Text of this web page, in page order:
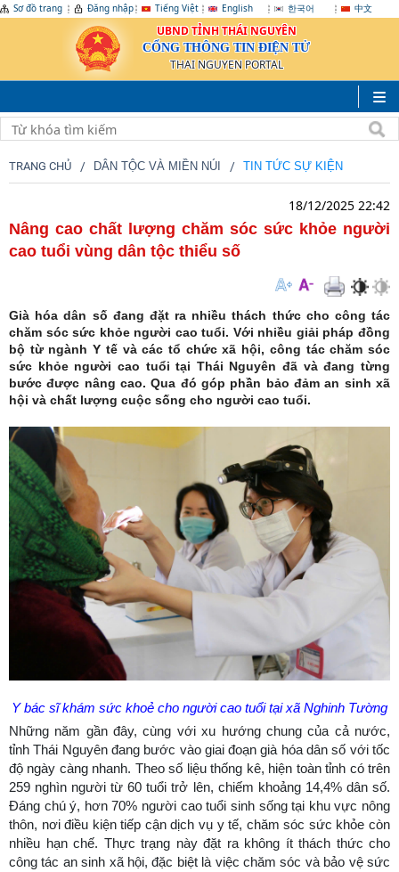
Sơ đồ trang Đăng nhập Tiếng Việt English 한국어 中文
UBND TỈNH THÁI NGUYÊN
CỔNG THÔNG TIN ĐIỆN TỬ
THAI NGUYEN PORTAL
TRANG CHỦ DÂN TỘC VÀ MIỀN NÚI TIN TỨC SỰ KIỆN
18/12/2025 22:42
Nâng cao chất lượng chăm sóc sức khỏe người
cao tuổi vùng dân tộc thiểu số
Già hóa dân số đang đặt ra nhiều thách thức cho công tác
chăm sóc sức khỏe người cao tuổi. Với nhiều giải pháp đồng
bộ từ ngành Y tế và các tổ chức xã hội, công tác chăm sóc
sức khỏe người cao tuổi tại Thái Nguyên đã và đang từng
bước được nâng cao. Qua đó góp phần bảo đảm an sinh xã
hội và chất lượng cuộc sống cho người cao tuổi.
Y bác sĩ khám sức khoẻ cho người cao tuổi tại xã Nghinh Tường
Những năm gần đây, cùng với xu hướng chung của cả nước,
tỉnh Thái Nguyên đang bước vào giai đoạn già hóa dân số với tốc
độ ngày càng nhanh. Theo số liệu thống kê, hiện toàn tỉnh có trên
259 nghìn người từ 60 tuổi trở lên, chiếm khoảng 14,4% dân số.
Đáng chú ý, hơn 70% người cao tuổi sinh sống tại khu vực nông
thôn, nơi điều kiện tiếp cận dịch vụ y tế, chăm sóc sức khỏe còn
nhiều hạn chế. Thực trạng này đặt ra không ít thách thức cho
công tác an sinh xã hội, đặc biệt là việc chăm sóc và bảo vệ sức